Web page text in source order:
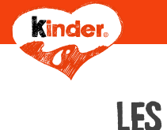
Skip
to
main
content